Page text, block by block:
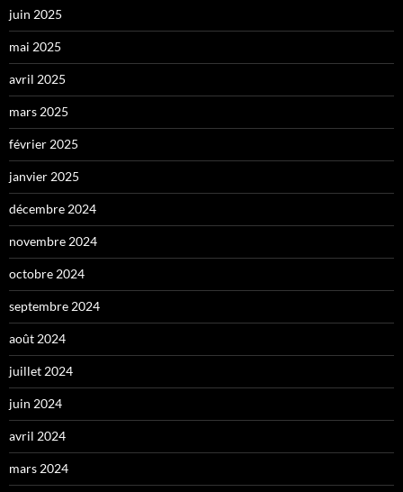
juin 2025
mai 2025
avril 2025
mars 2025
février 2025
janvier 2025
décembre 2024
novembre 2024
octobre 2024
septembre 2024
août 2024
juillet 2024
juin 2024
avril 2024
mars 2024